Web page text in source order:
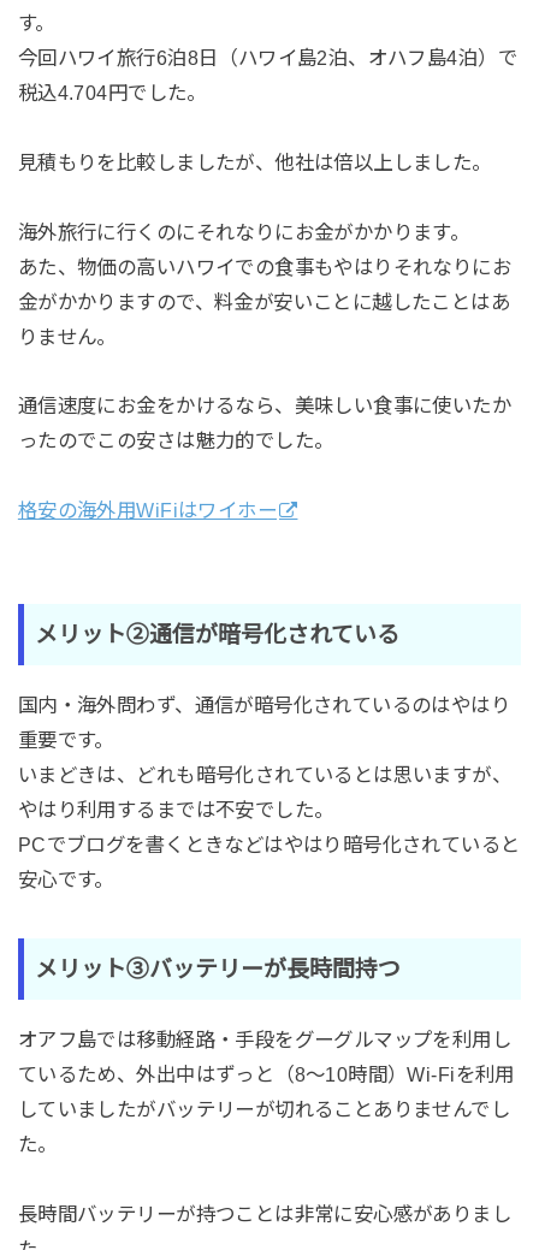
す。
今回ハワイ旅行6泊8日（ハワイ島2泊、オハフ島4泊）で
税込4.704円でした。
見積もりを比較しましたが、他社は倍以上しました。
海外旅行に行くのにそれなりにお金がかかります。
あた、物価の高いハワイでの食事もやはりそれなりにお
金がかかりますので、料金が安いことに越したことはあ
りません。
通信速度にお金をかけるなら、美味しい食事に使いたか
ったのでこの安さは魅力的でした。
格安の海外用WiFiはワイホー
メリット②通信が暗号化されている
国内・海外問わず、通信が暗号化されているのはやはり
重要です。
いまどきは、どれも暗号化されているとは思いますが、
やはり利用するまでは不安でした。
PCでブログを書くときなどはやはり暗号化されていると
安心です。
メリット③バッテリーが長時間持つ
オアフ島では移動経路・手段をグーグルマップを利用し
ているため、外出中はずっと（8〜10時間）Wi-Fiを利用
していましたがバッテリーが切れることありませんでし
た。
長時間バッテリーが持つことは非常に安心感がありまし